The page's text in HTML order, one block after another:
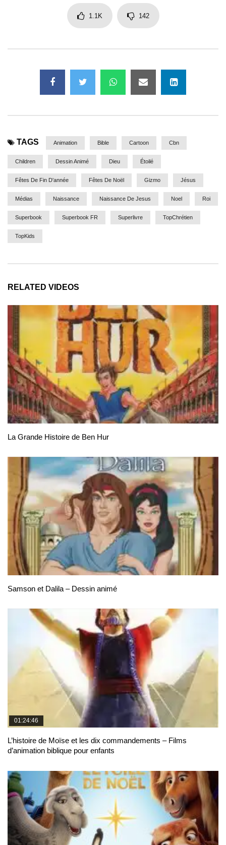
1.1K 142
TAGS Animation Bible Cartoon Cbn
Children Dessin Animé Dieu Étoilé
Fêtes De Fin D'année Fêtes De Noël Gizmo Jésus
Médias Naissance Naissance De Jesus Noel Roi
Superbook Superbook FR Superlivre TopChrétien
TopKids
RELATED VIDEOS
La Grande Histoire de Ben Hur
Samson et Dalila – Dessin animé
01:24:46
L’histoire de Moïse et les dix commandements – Films
d’animation biblique pour enfants